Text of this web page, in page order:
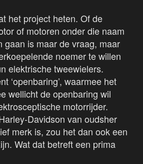
het project heten. Of de
of motoren onder die naam
gaan is maar de vraag, maar
noemer te willen
elektrische tweewielers.
‘openbaring’, waarmee het
wellicht de openbaring wil
motorrijder.
Davidson van oudsher
merk is, zou het dan ook een
Wat dat betreft een prima